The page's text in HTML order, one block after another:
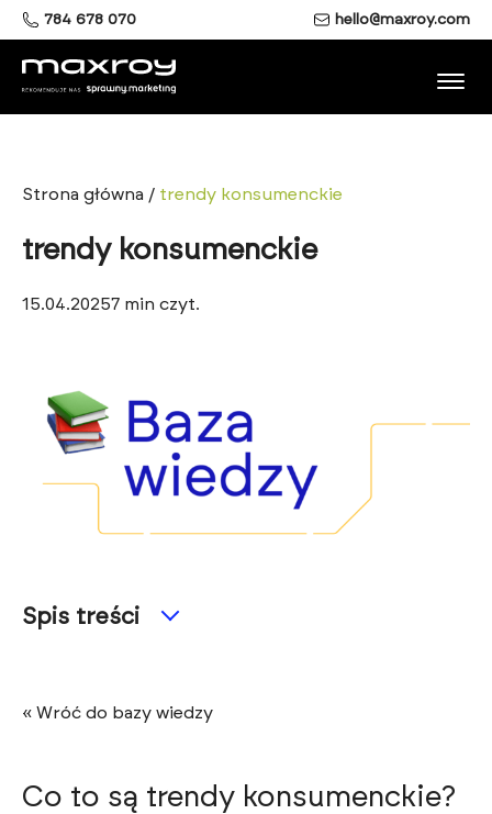
784 678 070 hello@maxroy.com
Strona główna / trendy konsumenckie
trendy konsumenckie
15.04.20257 min czyt.
Spis treści
« Wróć do bazy wiedzy
Co to są trendy konsumenckie?